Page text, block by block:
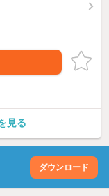
見る
ダウンロード